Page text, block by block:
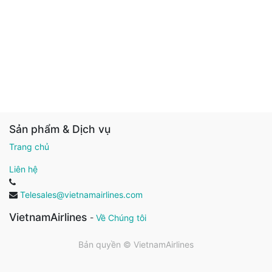
Sản phẩm & Dịch vụ
Trang chủ
Liên hệ
Telesales@vietnamairlines.com
VietnamAirlines - Về Chúng tôi
Bản quyền © VietnamAirlines